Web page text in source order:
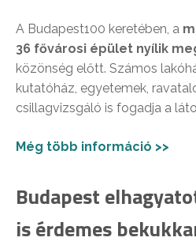
A Budapest100 keretében, a
36 fővárosi épület nyílik
közönség előtt. Számos
kutatóház, egyetemek,
csillagvizsgáló is fogadja a
Még több információ >>
Budapest
is érdemes